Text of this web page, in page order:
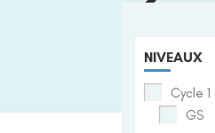
NIVEAUX
Cycle 1
GS